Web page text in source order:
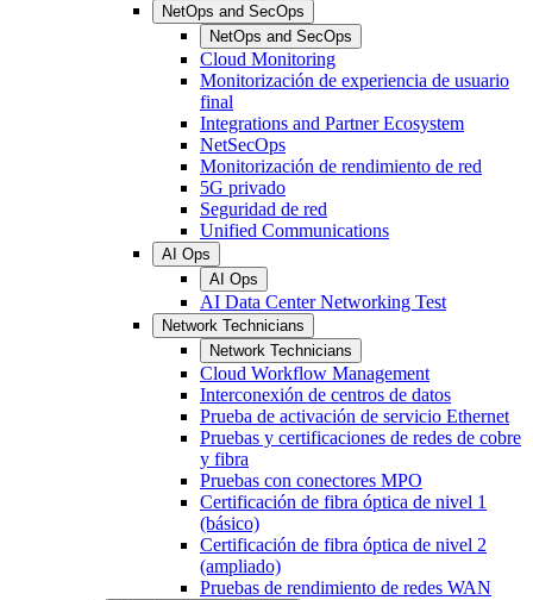
NetOps and SecOps
NetOps and SecOps
Cloud Monitoring
Monitorización de experiencia de usuario
final
Integrations and Partner Ecosystem
NetSecOps
Monitorización de rendimiento de red
5G privado
Seguridad de red
Unified Communications
AI Ops
AI Ops
AI Data Center Networking Test
Network Technicians
Network Technicians
Cloud Workflow Management
Interconexión de centros de datos
Prueba de activación de servicio Ethernet
Pruebas y certificaciones de redes de cobre
y fibra
Pruebas con conectores MPO
Certificación de fibra óptica de nivel 1
(básico)
Certificación de fibra óptica de nivel 2
(ampliado)
Pruebas de rendimiento de redes WAN